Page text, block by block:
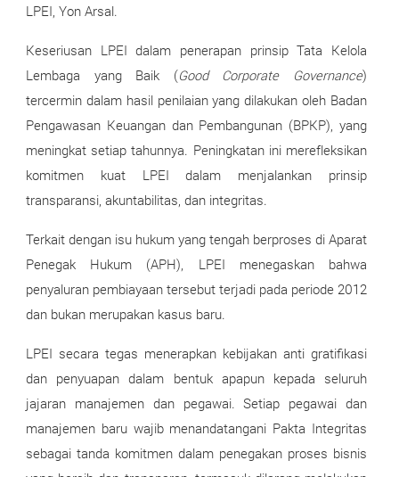
LPEI, Yon Arsal.
Keseriusan LPEI dalam penerapan prinsip Tata Kelola
Lembaga yang Baik (Good Corporate Governance)
tercermin dalam hasil penilaian yang dilakukan oleh Badan
Pengawasan Keuangan dan Pembangunan (BPKP), yang
meningkat setiap tahunnya. Peningkatan ini merefleksikan
komitmen kuat LPEI dalam menjalankan prinsip
transparansi, akuntabilitas, dan integritas.
Terkait dengan isu hukum yang tengah berproses di Aparat
Penegak Hukum (APH), LPEI menegaskan bahwa
penyaluran pembiayaan tersebut terjadi pada periode 2012
dan bukan merupakan kasus baru.
LPEI secara tegas menerapkan kebijakan anti gratifikasi
dan penyuapan dalam bentuk apapun kepada seluruh
jajaran manajemen dan pegawai. Setiap pegawai dan
manajemen baru wajib menandatangani Pakta Integritas
sebagai tanda komitmen dalam penegakan proses bisnis